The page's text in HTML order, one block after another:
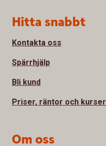
Sidfot
Hitta snabbt
Kontakta oss
Spärrhjälp
Bli kund
Priser, räntor och kurser
Om oss